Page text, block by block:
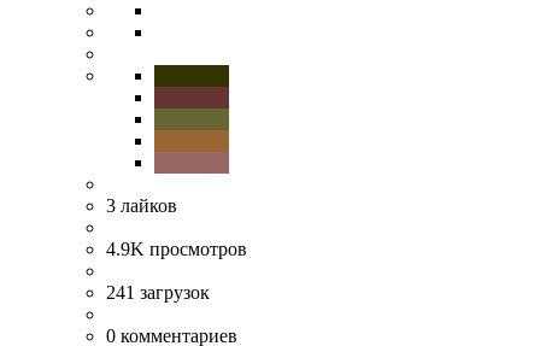
3 лайков
4.9K просмотров
241 загрузок
0 комментариев